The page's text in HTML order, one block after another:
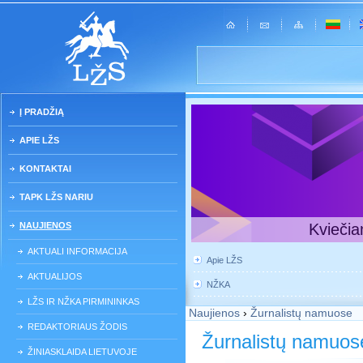
Į PRADŽIĄ
APIE LŽS
KONTAKTAI
TAPK LŽS NARIU
NAUJIENOS
AKTUALI INFORMACIJA
AKTUALIJOS
LŽS IR NŽKA PIRMININKAS
REDAKTORIAUS ŽODIS
ŽINIASKLAIDA LIETUVOJE
Apie LŽS
NŽKA
Naujienos › Žurnalistų namuose
Žurnalistų